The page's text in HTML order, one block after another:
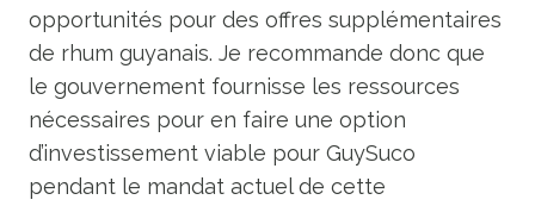
opportunités pour des offres supplémentaires
de rhum guyanais. Je recommande donc que
le gouvernement fournisse les ressources
nécessaires pour en faire une option
d’investissement viable pour GuySuco
pendant le mandat actuel de cette